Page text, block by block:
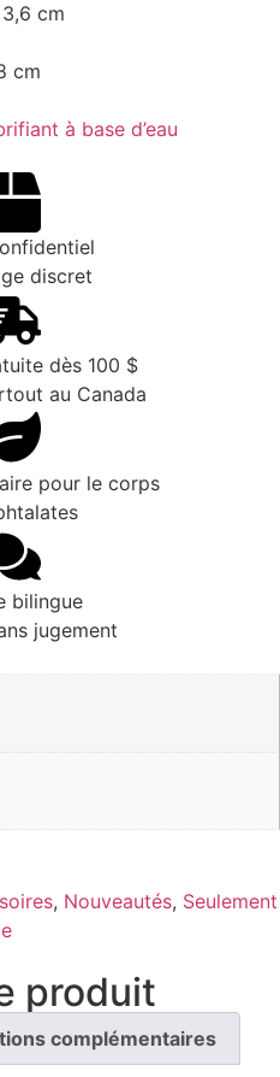
cm
cm
à base d’eau
discret
dès 100 $
au Canada
pour le corps
bilingue
jugement
, Nouveautés, Seulement
produit
complémentaires